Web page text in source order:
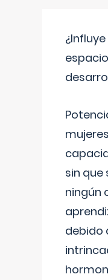
sin que
ningún
debido